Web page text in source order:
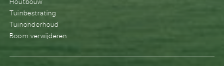
Tuinbestrating
Tuinonderhoud
Boom verwijderen